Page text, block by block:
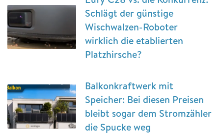
Schlägt der günstige
Wischwalzen-Roboter
wirklich die etablierten
Platzhirsche?
Balkonkraftwerk mit
Speicher: Bei diesen Preisen
bleibt sogar dem Stromzähler
die Spucke weg